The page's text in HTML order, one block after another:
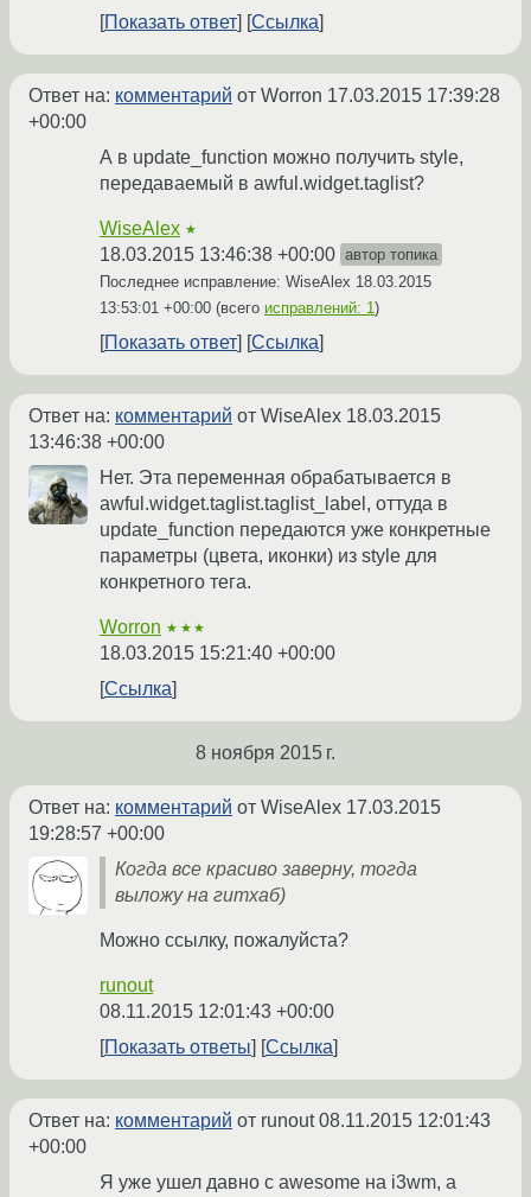
Показать ответ Ссылка
Ответ на: комментарий от Worron 17.03.2015 17:39:28
+00:00
А в update_function можно получить style,
передаваемый в awful.widget.taglist?
WiseAlex ★
18.03.2015 13:46:38 +00:00 автор топика
Последнее исправление: WiseAlex 18.03.2015
13:53:01 +00:00 (всего исправлений: 1)
Показать ответ Ссылка
Ответ на: комментарий от WiseAlex 18.03.2015
13:46:38 +00:00
Нет. Эта переменная обрабатывается в
awful.widget.taglist.taglist_label, оттуда в
update_function передаются уже конкретные
параметры (цвета, иконки) из style для
конкретного тега.
Worron ★★★
18.03.2015 15:21:40 +00:00
Ссылка
8 ноября 2015 г.
Ответ на: комментарий от WiseAlex 17.03.2015
19:28:57 +00:00
Когда все красиво заверну, тогда
выложу на гитхаб)
Можно ссылку, пожалуйста?
runout
08.11.2015 12:01:43 +00:00
Показать ответы
Ссылка
Ответ на: комментарий от runout08.11.2015 12:01:43
+00:00
Я уже ушел давно с awesome на i3wm, а